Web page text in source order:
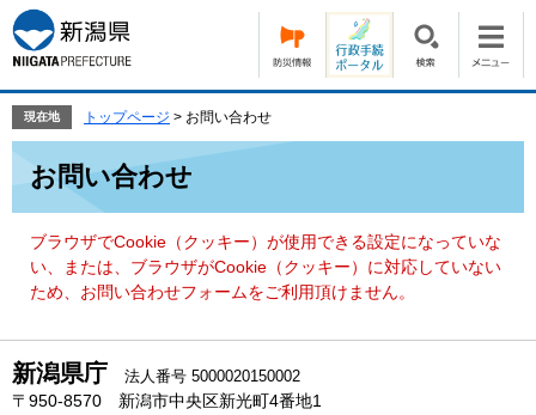
ー
ジ
の
頭
す。
ニ
ュ
ー
飛
て
現在地 トップページ > お問い合わせ
お問い合わせ
ブラウザでCookie（クッキー）が使用できる設定になっていな
い、または、ブラウザがCookie（クッキー）に対応していない
ため、お問い合わせフォームをご利用頂けません。
新潟県庁 法人番号 5000020150002
〒950-8570 新潟市中央区新光町4番地1